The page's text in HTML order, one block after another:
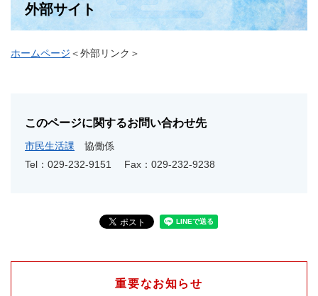
外部サイト
ホームページ ＜外部リンク＞
このページに関するお問い合わせ先
市民生活課
協働係
Tel：029-232-9151
Fax：029-232-9238
重要なお知らせ